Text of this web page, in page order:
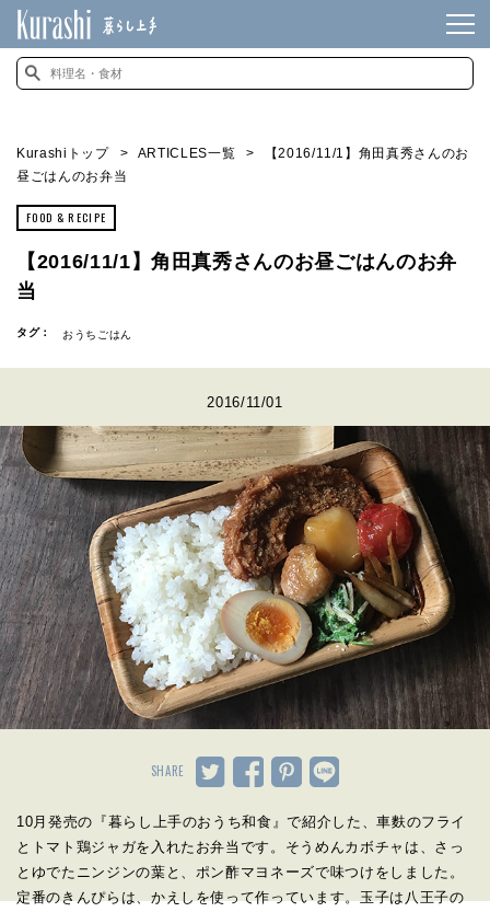
Kurashiトップ ARTICLES一覧
【2016/11/1】角田真秀さんのお
昼ごはんのお弁当
FOOD & RECIPE
【2016/11/1】角田真秀さんのお昼ごはんのお弁
当
タグ： おうちごはん
2016/11/01
SHARE
10月発売の『暮らし上手のおうち和食』で紹介した、車麩のフライ
とトマト鶏ジャガを入れたお弁当です。そうめんカボチャは、さっ
とゆでたニンジンの葉と、ポン酢マヨネーズで味つけをしました。
定番のきんぴらは、かえしを使って作っています。玉子は八王子の